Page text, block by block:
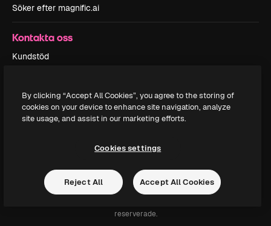
Söker efter magnific.ai
Kontakta oss
Kundstöd
LinkedIn
TikTok
reserverade.
By clicking “Accept All Cookies”, you agree to the storing of
cookies on your device to enhance site navigation, analyze
site usage, and assist in our marketing efforts.
Cookies settings
Reject All Accept All Cookies